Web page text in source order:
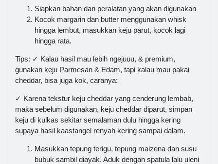
Siapkan bahan dan peralatan yang akan digunakan
Kocok margarin dan butter menggunakan whisk
hingga lembut, masukkan keju parut, kocok lagi
hingga rata.
Tips: ✓ Kalau hasil mau lebih ngejuuu, & premium,
gunakan keju Parmesan & Edam, tapi kalau mau pakai
cheddar, bisa juga kok, caranya:
✓ Karena tekstur keju cheddar yang cenderung lembab,
maka sebelum digunakan, keju cheddar diparut, simpan
keju di kulkas sekitar semalaman dulu hingga kering
supaya hasil kaastangel renyah kering sampai dalam.
Masukkan tepung terigu, tepung maizena dan susu
bubuk sambil diayak. Aduk dengan spatula lalu uleni